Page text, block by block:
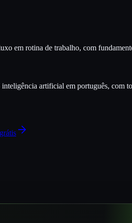
em rotina de trabalho, com
artificial em português, com